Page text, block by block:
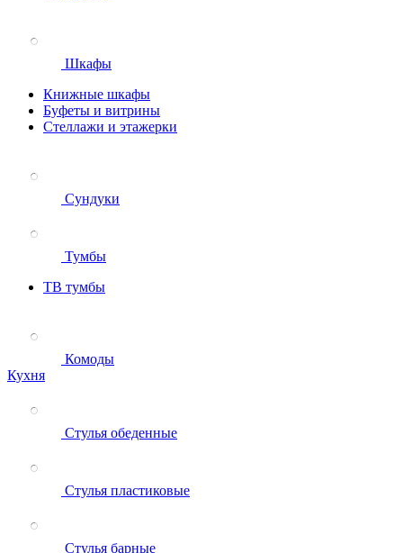
Шкафы
Книжные шкафы
Буфеты и витрины
Стеллажи и этажерки
Сундуки
Тумбы
ТВ тумбы
Комоды
Кухня
Стулья обеденные
Стулья пластиковые
Стулья барные